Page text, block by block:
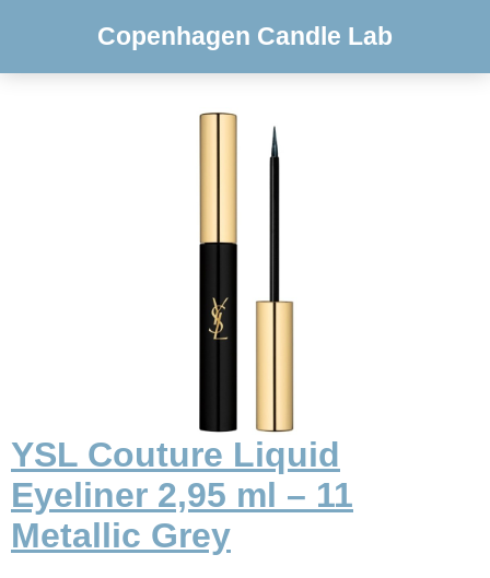
Copenhagen Candle Lab
YSL Couture Liquid
Eyeliner 2,95 ml – 11
Metallic Grey